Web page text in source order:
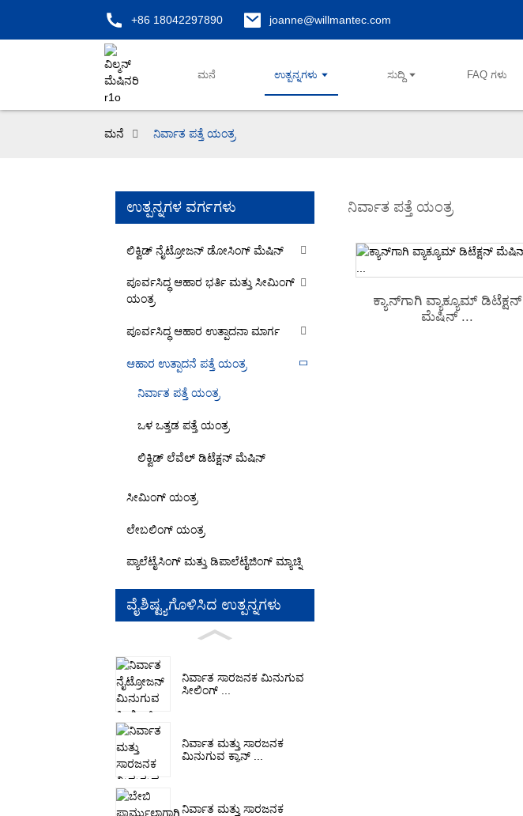
+86 18042297890 joanne@willmantec.com
ಮನೆ ಉತ್ಪನ್ನಗಳು ಸುದ್ದಿ FAQ ಗಳು
ಮನೆ ನಿರ್ವಾತ ಪತ್ತೆ ಯಂತ್ರ
ಉತ್ಪನ್ನಗಳ ವರ್ಗಗಳು
ಲಿಕ್ವಿಡ್ ನೈಟ್ರೋಜನ್ ಡೋಸಿಂಗ್ ಮೆಷಿನ್
ಪೂರ್ವಸಿದ್ಧ ಆಹಾರ ಭರ್ತಿ ಮತ್ತು ಸೀಮಿಂಗ್
ಯಂತ್ರ
ಪೂರ್ವಸಿದ್ಧ ಆಹಾರ ಉತ್ಪಾದನಾ ಮಾರ್ಗ
ಆಹಾರ ಉತ್ಪಾದನೆ ಪತ್ತೆ ಯಂತ್ರ
ನಿರ್ವಾತ ಪತ್ತೆ ಯಂತ್ರ
ಒಳ ಒತ್ತಡ ಪತ್ತೆ ಯಂತ್ರ
ಲಿಕ್ವಿಡ್ ಲೆವೆಲ್ ಡಿಟೆಕ್ಷನ್ ಮೆಷಿನ್
ಸೀಮಿಂಗ್ ಯಂತ್ರ
ಲೇಬಲಿಂಗ್ ಯಂತ್ರ
ಪ್ಯಾಲೆಟೈಸಿಂಗ್ ಮತ್ತು ಡಿಪಾಲೆಟೈಜಿಂಗ್ ಮ್ಯಾಚ್ನಿ
ವೈಶಿಷ್ಟ್ಯಗೊಳಿಸಿದ ಉತ್ಪನ್ನಗಳು
ನಿರ್ವಾತ ಸಾರಜನಕ ಮಿನುಗುವ
ಸೀಲಿಂಗ್ ...
ನಿರ್ವಾತ ಮತ್ತು ಸಾರಜನಕ
ಮಿನುಗುವ ಕ್ಯಾನ್ ...
ನಿರ್ವಾತ ಮತ್ತು ಸಾರಜನಕ
ನಿರ್ವಾತ ಪತ್ತೆ ಯಂತ್ರ
ಕ್ಯಾನ್‌ಗಾಗಿ ವ್ಯಾಕ್ಯೂಮ್ ಡಿಟೆಕ್ಷನ್
ಮೆಷಿನ್ ...